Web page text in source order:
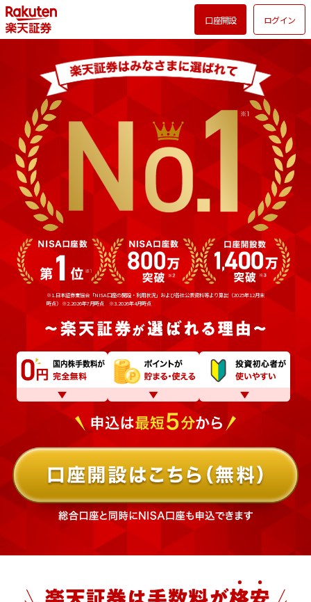
口座開設 ログイン
※1.日本証券業協会「NISA口座の開設・利用状況」および各社公表資料等より算出（2025年12月末
時点） ※2.2026年7月時点 ※3.2026年4月時点